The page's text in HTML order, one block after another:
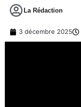
La Rédaction
3 décembre 2025